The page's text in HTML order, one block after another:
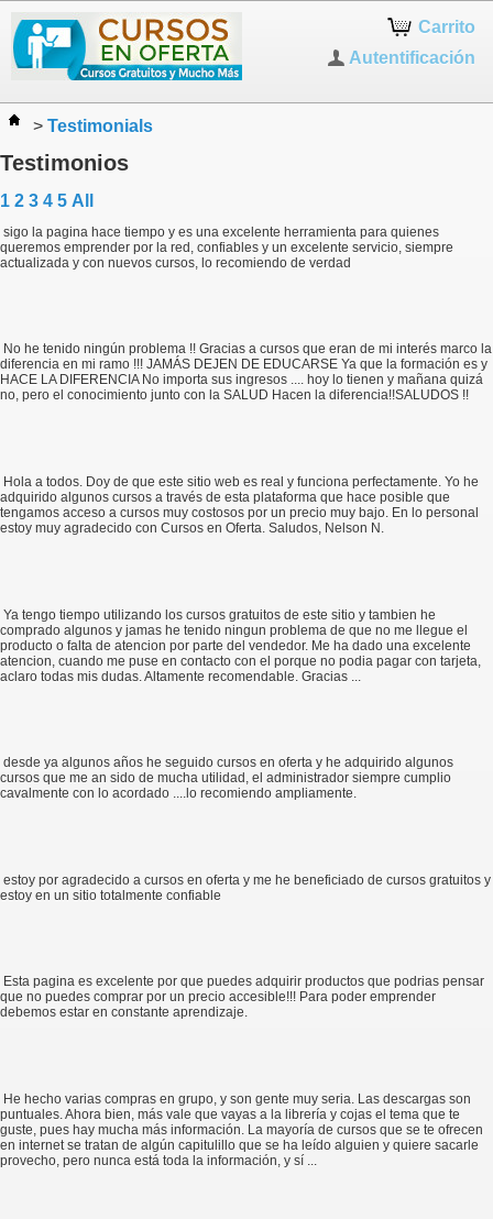
Carrito
Autentificación
> Testimonials
Testimonios
1 2 3 4 5 All
sigo la pagina hace tiempo y es una excelente herramienta para quienes
queremos emprender por la red, confiables y un excelente servicio, siempre
actualizada y con nuevos cursos, lo recomiendo de verdad
No he tenido ningún problema !! Gracias a cursos que eran de mi interés marco la
diferencia en mi ramo !!! JAMÁS DEJEN DE EDUCARSE Ya que la formación es y
HACE LA DIFERENCIA No importa sus ingresos .... hoy lo tienen y mañana quizá
no, pero el conocimiento junto con la SALUD Hacen la diferencia!!SALUDOS !!
Hola a todos. Doy de que este sitio web es real y funciona perfectamente. Yo he
adquirido algunos cursos a través de esta plataforma que hace posible que
tengamos acceso a cursos muy costosos por un precio muy bajo. En lo personal
estoy muy agradecido con Cursos en Oferta. Saludos, Nelson N.
Ya tengo tiempo utilizando los cursos gratuitos de este sitio y tambien he
comprado algunos y jamas he tenido ningun problema de que no me llegue el
producto o falta de atencion por parte del vendedor. Me ha dado una excelente
atencion, cuando me puse en contacto con el porque no podia pagar con tarjeta,
aclaro todas mis dudas. Altamente recomendable. Gracias ...
desde ya algunos años he seguido cursos en oferta y he adquirido algunos
cursos que me an sido de mucha utilidad, el administrador siempre cumplio
cavalmente con lo acordado ....lo recomiendo ampliamente.
estoy por agradecido a cursos en oferta y me he beneficiado de cursos gratuitos y
estoy en un sitio totalmente confiable
Esta pagina es excelente por que puedes adquirir productos que podrias pensar
que no puedes comprar por un precio accesible!!! Para poder emprender
debemos estar en constante aprendizaje.
He hecho varias compras en grupo, y son gente muy seria. Las descargas son
puntuales. Ahora bien, más vale que vayas a la librería y cojas el tema que te
guste, pues hay mucha más información. La mayoría de cursos que se te ofrecen
en internet se tratan de algún capitulillo que se ha leído alguien y quiere sacarle
provecho, pero nunca está toda la información, y sí ...